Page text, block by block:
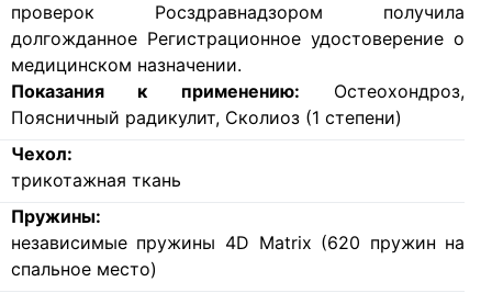
проверок Росздравнадзором получила
долгожданное Регистрационное удостоверение о
медицинском назначении.
Показания к применению: Остеохондроз,
Поясничный радикулит, Сколиоз (1 степени)
Чехол:
трикотажная ткань
Пружины:
независимые пружины 4D Matrix (620 пружин на
спальное место)